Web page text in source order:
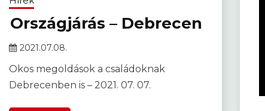
Országjárás – Debrecen
2021.07.08.
Okos megoldások a családoknak
Debrecenben is – 2021. 07. 07.